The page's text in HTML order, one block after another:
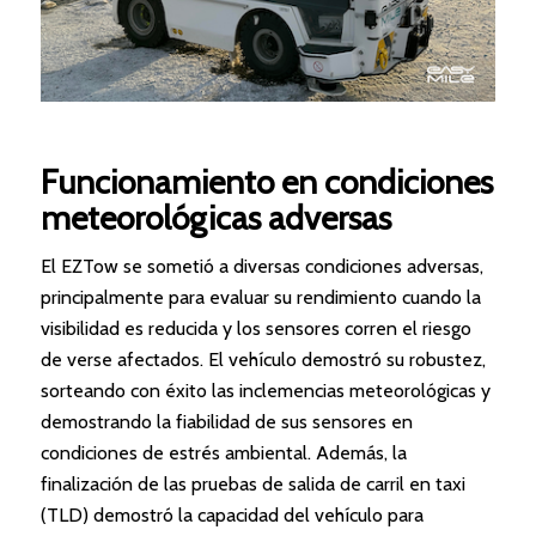
Funcionamiento en condiciones
meteorológicas adversas
El EZTow se sometió a diversas condiciones adversas,
principalmente para evaluar su rendimiento cuando la
visibilidad es reducida y los sensores corren el riesgo
de verse afectados. El vehículo demostró su robustez,
sorteando con éxito las inclemencias meteorológicas y
demostrando la fiabilidad de sus sensores en
condiciones de estrés ambiental. Además, la
finalización de las pruebas de salida de carril en taxi
(TLD) demostró la capacidad del vehículo para